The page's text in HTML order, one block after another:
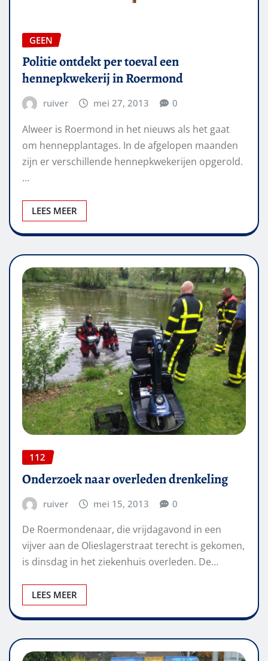
GEEN
Politie ontdekt per toeval een
hennepkwekerij in Roermond
ruiver mei 27, 2013 0
Alweer is Roermond in het nieuws als het gaat
om hennepplantages. In de afgelopen maanden
zijn er verschillende hennepkwekerijen opgerold.
…
LEES MEER
112
Onderzoek naar overleden drenkeling
ruiver mei 15, 2013 0
De Roermondenaar, die vrijdagavond in een
vijver aan de Olieslagerstraat terecht is gekomen,
is dinsdag in het ziekenhuis overleden. De…
LEES MEER